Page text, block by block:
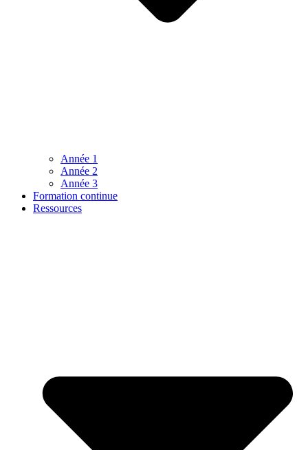
Année 1
Année 2
Année 3
Formation continue
Ressources